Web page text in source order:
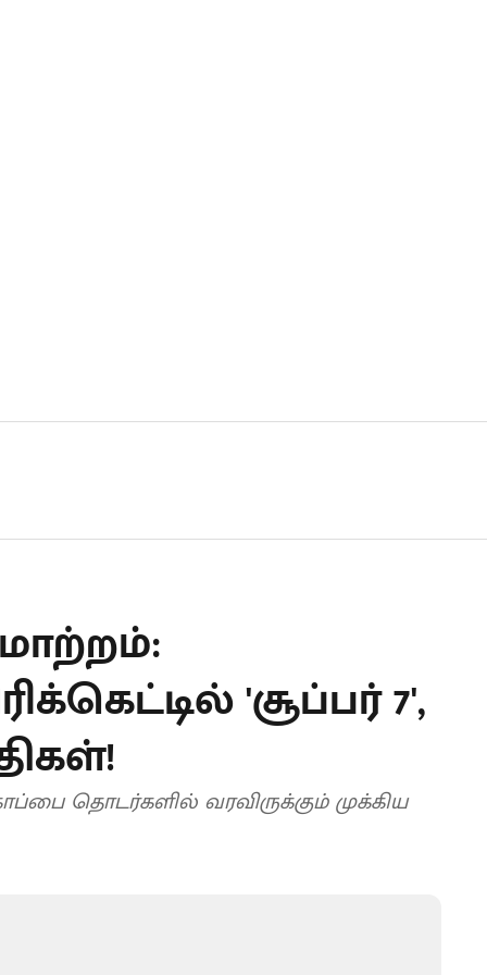
'சூப்பர் 7',
தொடர்களில் வரவிருக்கும் முக்கிய